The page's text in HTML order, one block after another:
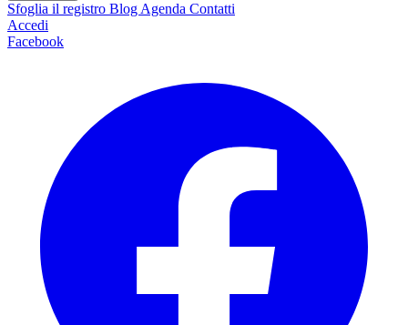
Sfoglia il registro Blog Agenda Contatti
Accedi
Facebook